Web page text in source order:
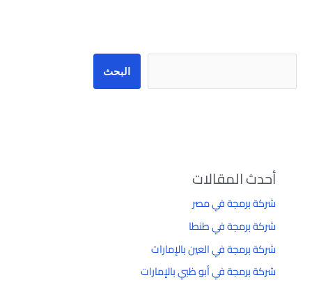
البحث
أحدث المقالات
شركة برمجة في مصر
شركة برمجة في طنطا
شركة برمجة في العين بالإمارات
شركة برمجة في أبو ظبي بالإمارات